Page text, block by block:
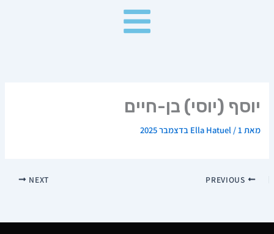
יוסף (יוסי) בן-חיים
מאת Ella Hatuel /1 בדצמבר 2025
NEXT